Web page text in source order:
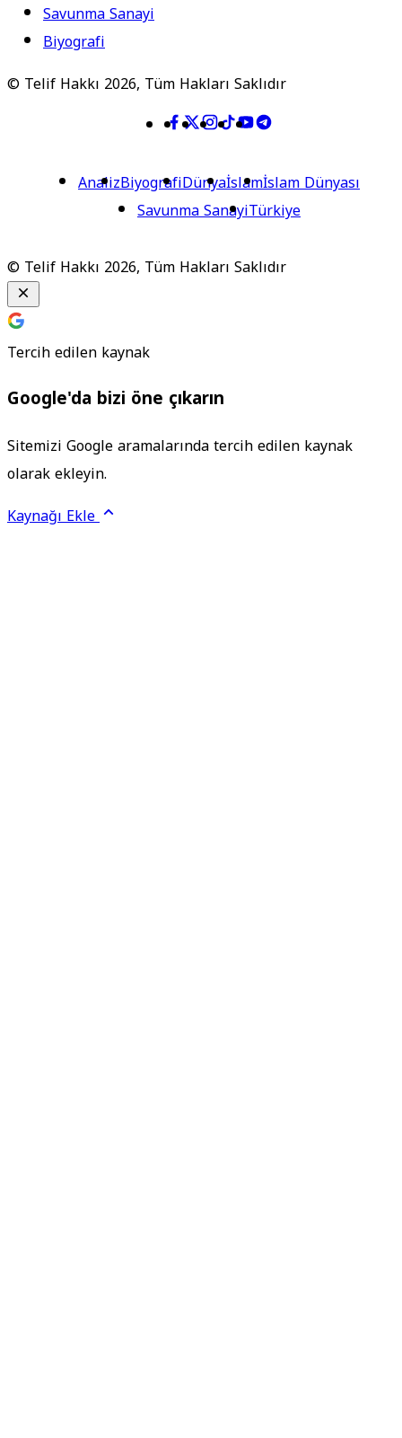
Savunma Sanayi
Biyografi
© Telif Hakkı 2026, Tüm Hakları Saklıdır
AnalizBiyografiDünyaİslamİslam Dünyası
Savunma SanayiTürkiye
© Telif Hakkı 2026, Tüm Hakları Saklıdır
Tercih edilen kaynak
Google'da bizi öne çıkarın
Sitemizi Google aramalarında tercih edilen kaynak
olarak ekleyin.
Kaynağı Ekle